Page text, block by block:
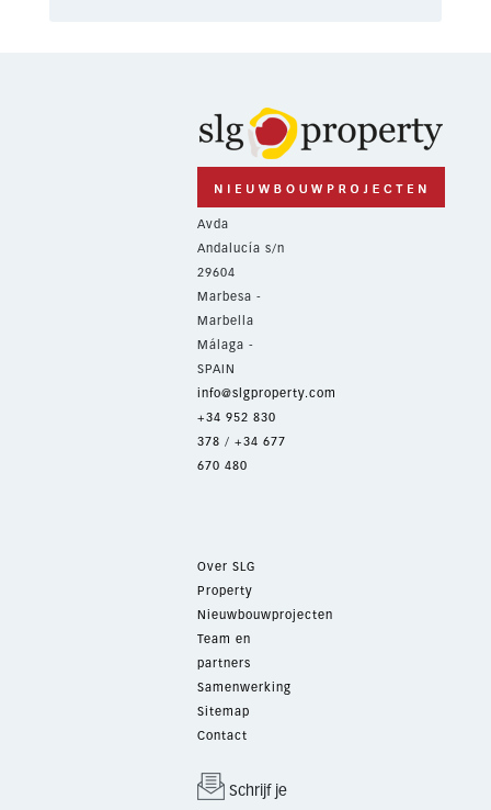
Avda
Andalucía s/n
29604
Marbesa -
Marbella
Málaga -
SPAIN
info@slgproperty.com
+34 952 830
378 / +34 677
670 480
Over SLG
Property
Nieuwbouwprojecten
Team en
partners
Samenwerking
Sitemap
Contact
Schrijf je